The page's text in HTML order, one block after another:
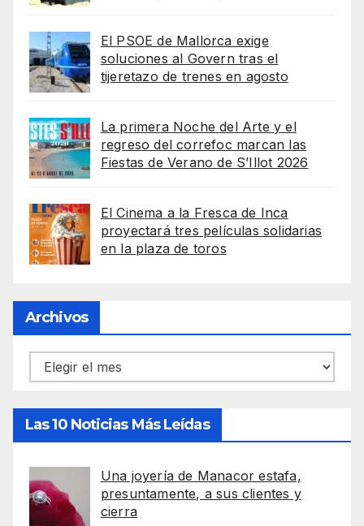
El PSOE de Mallorca exige
soluciones al Govern tras el
tijeretazo de trenes en agosto
La primera Noche del Arte y el
regreso del correfoc marcan las
Fiestas de Verano de S’Illot 2026
El Cinema a la Fresca de Inca
proyectará tres películas solidarias
en la plaza de toros
Archivos
Archivos
Las 10 Noticias Más Leídas
Una joyería de Manacor estafa,
presuntamente, a sus clientes y
cierra